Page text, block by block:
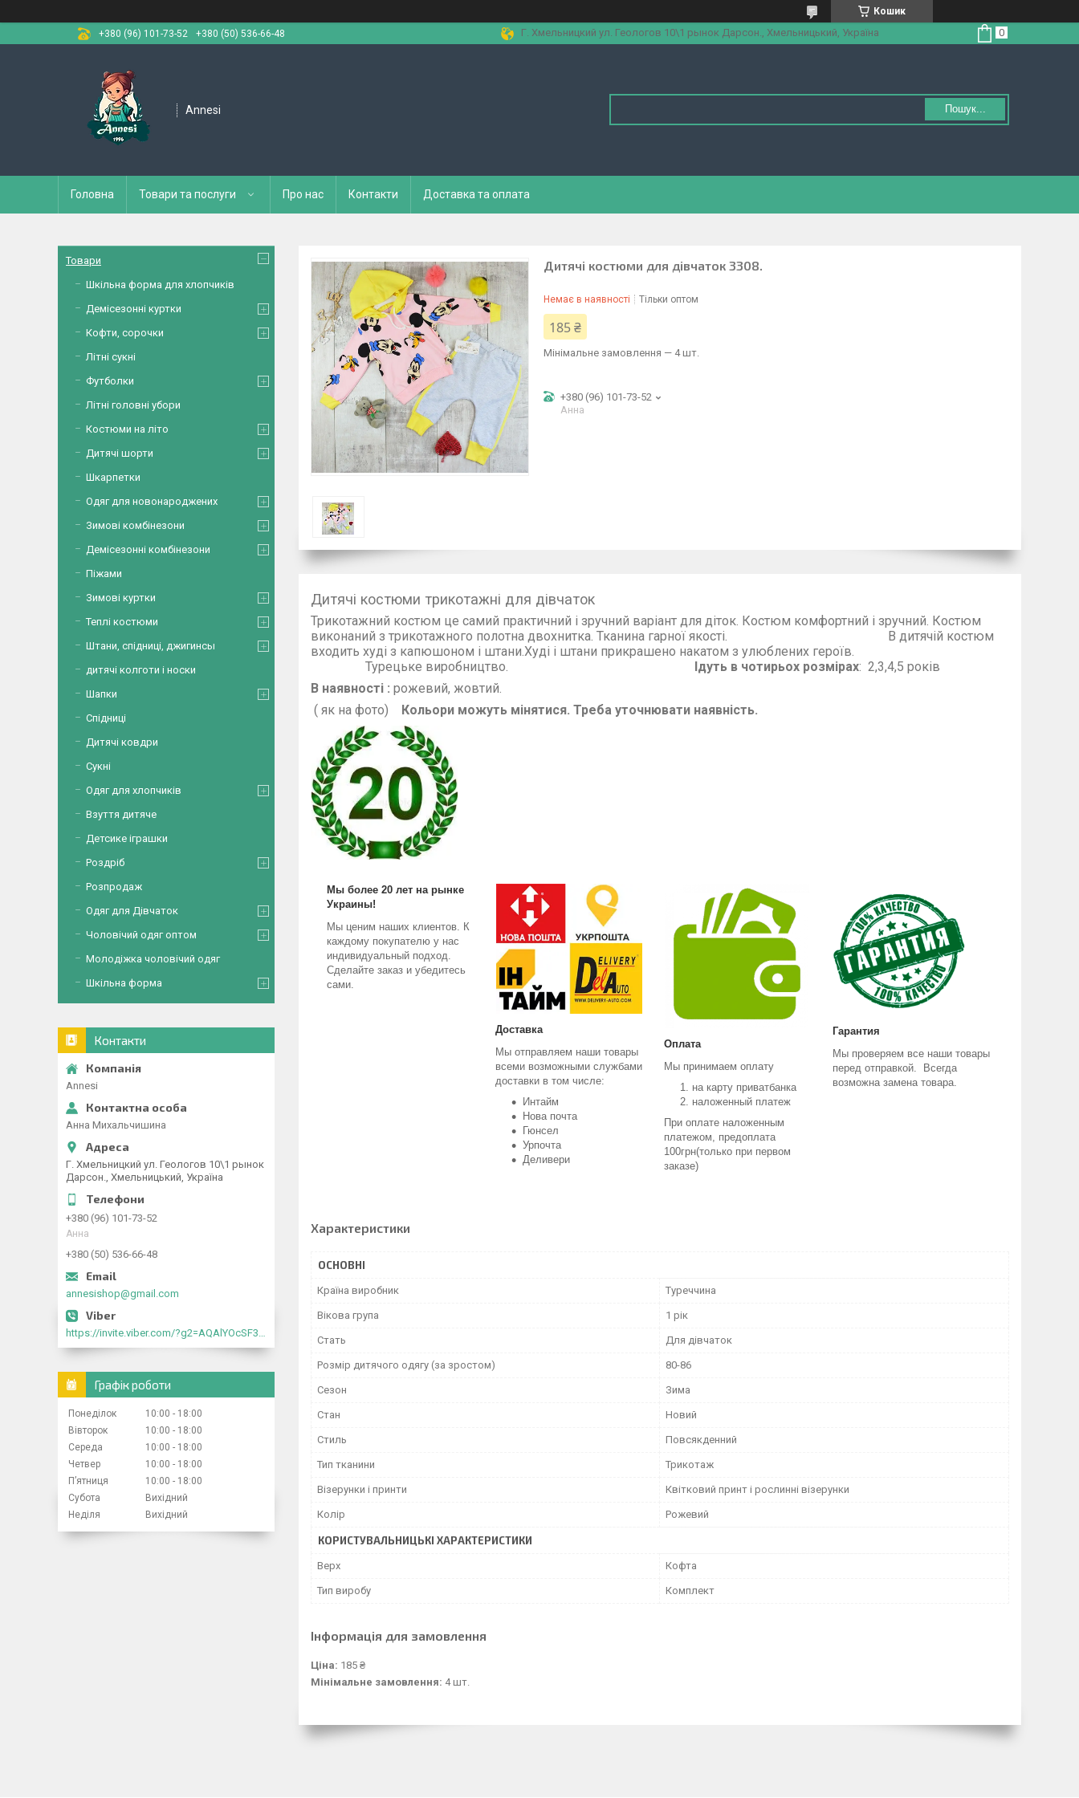
Кошик
+380 (96) 101-73-52
+380 (50) 536-66-48 Г. Хмельницкий ул. Геологов 10\1 рынок Дарсон., Хмельницький, Україна
Annesi Пошук...
Головна Товари та послуги Про нас Контакти Доставка та оплата
Дитячі костюми для дівчаток 3308.
Немає в наявності Тільки оптом
185 ₴
Мінімальне замовлення — 4 шт.
+380 (96) 101-73-52
Анна
Дитячі костюми трикотажні для дівчаток
Трикотажний костюм це самий практичний і зручний варіант для діток. Костюм комфортний і зручний. Костюм
виконаний з трикотажного полотна двохнитка. Тканина гарної якості. В дитячій костюм
входить худі з капюшоном і штани.Худі і штани прикрашено накатом з улюблених героїв.
Турецьке виробництво.
Ідуть в чотирьох розмірах: 2,3,4,5 років
В наявності : рожевий, жовтий.
( як на фото)
Кольори можуть мінятися. Треба уточнювати наявність.
Мы более 20 лет на рынке
Украины!
Мы ценим наших клиентов. К
каждому покупателю у нас
индивидуальный подход.
Сделайте заказ и убедитесь
сами.
Доставка
Мы отправляем наши товары
всеми возможными службами
доставки в том числе:
Интайм
Нова почта
Гюнсел
Урпочта
Деливери
Оплата
Мы принимаем оплату
на карту приватбанка
наложенный платеж
При оплате наложенным
платежом, предоплата
100грн(только при первом
заказе)
Гарантия
Мы проверяем все наши товары
перед отправкой. Всегда
возможна замена товара.
Характеристики
ОСНОВНІ
Країна виробник Туреччина
Вікова група 1 рік
Стать Для дівчаток
Розмір дитячого одягу (за зростом) 80-86
Сезон Зима
Стан Новий
Стиль Повсякденний
Тип тканини Трикотаж
Візерунки і принти Квітковий принт і рослинні візерунки
Колір Рожевий
КОРИСТУВАЛЬНИЦЬКІ ХАРАКТЕРИСТИКИ
Верх Кофта
Тип виробу Комплект
Інформація для замовлення
Ціна: 185 ₴
Мінімальне замовлення: 4 шт.
Товари
Шкільна форма для хлопчиків
Демісезонні куртки
Кофти, сорочки
Літні сукні
Футболки
Літні головні убори
Костюми на літо
Дитячі шорти
Шкарпетки
Одяг для новонароджених
Зимові комбінезони
Демісезонні комбінезони
Піжами
Зимові куртки
Теплі костюми
Штани, спідниці, джигинсы
дитячі колготи і носки
Шапки
Спідниці
Дитячі ковдри
Сукні
Одяг для хлопчиків
Взуття дитяче
Детсике іграшки
Роздріб
Розпродаж
Одяг для Дівчаток
Чоловічий одяг оптом
Молодіжка чоловічий одяг
Шкільна форма
Контакти
Annesi
Анна Михальчишина
Г. Хмельницкий ул. Геологов 10\1 рынок
Дарсон., Хмельницький, Україна
+380 (96) 101-73-52
Анна
+380 (50) 536-66-48
annesishop@gmail.com
https://invite.viber.com/?g2=AQAlYOcSF30rb0kdJdojYDWtk4sNE5eWPg2Om5jJmRlpJwnTwfwnCzMMxer2vioZ"
Графік роботи
Понеділок 10:00
18:00
Вівторок
10:00
18:00
Середа
10:00
18:00
Четвер
10:00
18:00
Пʼятниця
10:00
18:00
Субота
Вихідний
Неділя
Вихідний